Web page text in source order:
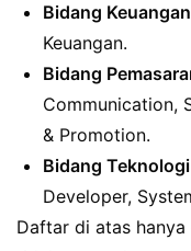
Bidang
Keuangan.
Bidang
Communication,
& Promotion.
Bidang
Developer,
Daftar di atas